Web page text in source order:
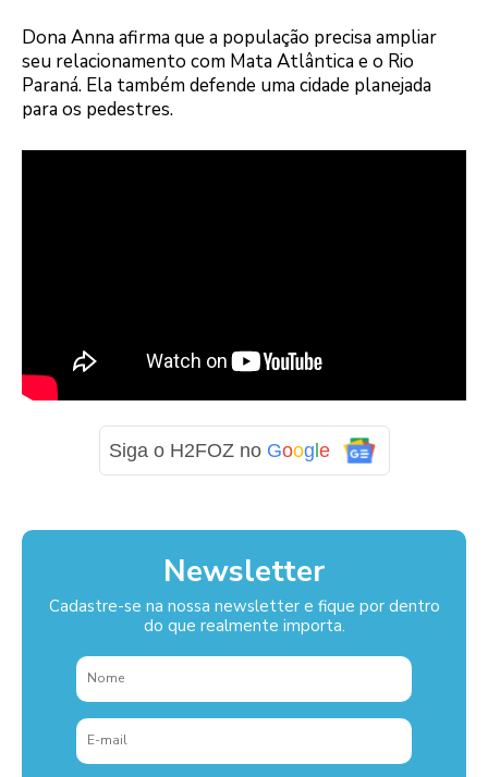
Dona Anna afirma que a população precisa ampliar
seu relacionamento com Mata Atlântica e o Rio
Paraná. Ela também defende uma cidade planejada
para os pedestres.
Siga o H2FOZ no Goog e
Newsletter
Cadastre-se na nossa newsletter e fique por dentro
do que realmente importa.